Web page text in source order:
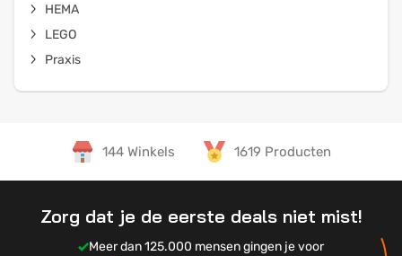
HEMA
LEGO
Praxis
144 Winkels 1619 Producten
Zorg dat je de eerste deals niet mist!
Meer dan 125.000 mensen gingen je voor